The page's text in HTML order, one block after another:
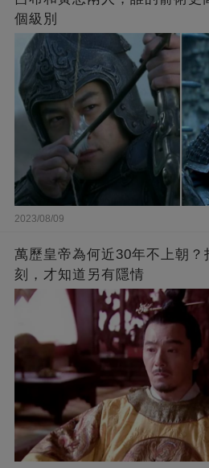
個級別
2023/08/09
萬歷皇帝為何近30年不上朝？
刻，才知道另有隱情